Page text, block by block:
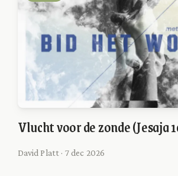
Vlucht voor de zonde (Jesaja
David Platt · 7 dec 2026